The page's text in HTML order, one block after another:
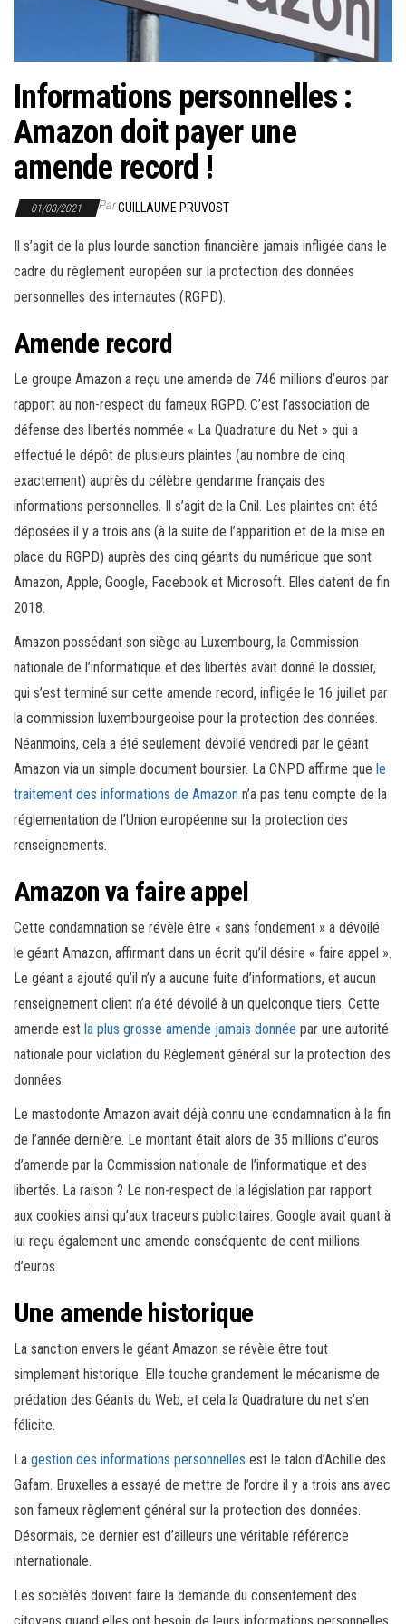
a
i
Informations personnelles :
Amazon doit payer une
amende record !
01/08/2021 ParGUILLAUME PRUVOST
Il s’agit de la plus lourde sanction financière jamais infligée dans le
cadre du règlement européen sur la protection des données
personnelles des internautes (RGPD).
Amende record
Le groupe Amazon a reçu une amende de 746 millions d’euros par
rapport au non-respect du fameux RGPD. C’est l’association de
défense des libertés nommée « La Quadrature du Net » qui a
effectué le dépôt de plusieurs plaintes (au nombre de cinq
exactement) auprès du célèbre gendarme français des
informations personnelles. Il s’agit de la Cnil. Les plaintes ont été
déposées il y a trois ans (à la suite de l’apparition et de la mise en
place du RGPD) auprès des cinq géants du numérique que sont
Amazon, Apple, Google, Facebook et Microsoft. Elles datent de fin
2018.
Amazon possédant son siège au Luxembourg, la Commission
nationale de l’informatique et des libertés avait donné le dossier,
qui s’est terminé sur cette amende record, infligée le 16 juillet par
la commission luxembourgeoise pour la protection des données.
Néanmoins, cela a été seulement dévoilé vendredi par le géant
Amazon via un simple document boursier. La CNPD affirme que le
traitement des informations de Amazon n’a pas tenu compte de la
réglementation de l’Union européenne sur la protection des
renseignements.
Amazon va faire appel
Cette condamnation se révèle être « sans fondement » a dévoilé
le géant Amazon, affirmant dans un écrit qu’il désire « faire appel ».
Le géant a ajouté qu’il n’y a aucune fuite d’informations, et aucun
renseignement client n’a été dévoilé à un quelconque tiers. Cette
amende est la plus grosse amende jamais donnée par une autorité
nationale pour violation du Règlement général sur la protection des
données.
Le mastodonte Amazon avait déjà connu une condamnation à la fin
de l’année dernière. Le montant était alors de 35 millions d’euros
d’amende par la Commission nationale de l’informatique et des
libertés. La raison ? Le non-respect de la législation par rapport
aux cookies ainsi qu’aux traceurs publicitaires. Google avait quant à
lui reçu également une amende conséquente de cent millions
d’euros.
Une amende historique
La sanction envers le géant Amazon se révèle être tout
simplement historique. Elle touche grandement le mécanisme de
prédation des Géants du Web, et cela la Quadrature du net s’en
félicite.
La gestion des informations personnelles est le talon d’Achille des
Gafam. Bruxelles a essayé de mettre de l’ordre il y a trois ans avec
son fameux règlement général sur la protection des données.
Désormais, ce dernier est d’ailleurs une véritable référence
internationale.
Les sociétés doivent faire la demande du consentement des